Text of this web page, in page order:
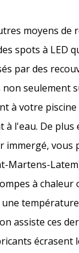
moyens
spots à LED
par des
seulement
à votre
à l'eau. De
immergé,
Martens-
à
assiste ces